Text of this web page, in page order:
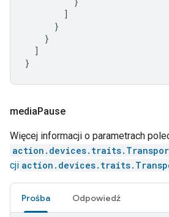
]
}
}
]
}
mediaPause
Więcej informacji o parametrach
cji
Prośba Odpowiedź